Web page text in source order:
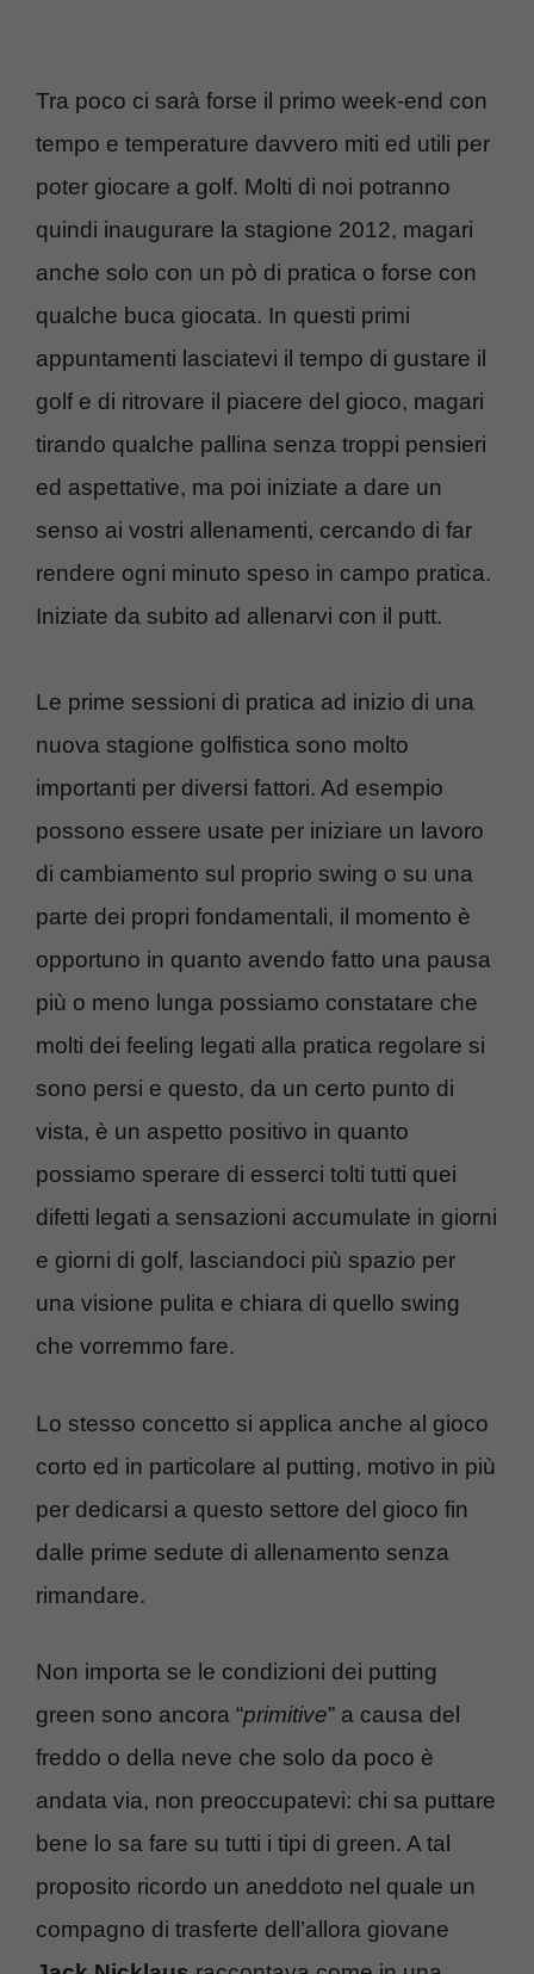
Tra poco ci sarà forse il primo week-end con
tempo e temperature davvero miti ed utili per
poter giocare a golf. Molti di noi potranno
quindi inaugurare la stagione 2012, magari
anche solo con un pò di pratica o forse con
qualche buca giocata. In questi primi
appuntamenti lasciatevi il tempo di gustare il
golf e di ritrovare il piacere del gioco, magari
tirando qualche pallina senza troppi pensieri
ed aspettative, ma poi iniziate a dare un
senso ai vostri allenamenti, cercando di far
rendere ogni minuto speso in campo pratica.
Iniziate da subito ad allenarvi con il putt.
Le prime sessioni di pratica ad inizio di una
nuova stagione golfistica sono molto
importanti per diversi fattori. Ad esempio
possono essere usate per iniziare un lavoro
di cambiamento sul proprio swing o su una
parte dei propri fondamentali, il momento è
opportuno in quanto avendo fatto una pausa
più o meno lunga possiamo constatare che
molti dei feeling legati alla pratica regolare si
sono persi e questo, da un certo punto di
vista, è un aspetto positivo in quanto
possiamo sperare di esserci tolti tutti quei
difetti legati a sensazioni accumulate in giorni
e giorni di golf, lasciandoci più spazio per
una visione pulita e chiara di quello swing
che vorremmo fare.
Lo stesso concetto si applica anche al gioco
corto ed in particolare al putting, motivo in più
per dedicarsi a questo settore del gioco fin
dalle prime sedute di allenamento senza
rimandare.
Non importa se le condizioni dei putting
green sono ancora “primitive” a causa del
freddo o della neve che solo da poco è
andata via, non preoccupatevi: chi sa puttare
bene lo sa fare su tutti i tipi di green. A tal
proposito ricordo un aneddoto nel quale un
compagno di trasferte dell’allora giovane